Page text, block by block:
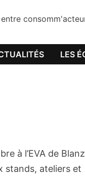
LES
à l’EVA de
stands, ateliers et